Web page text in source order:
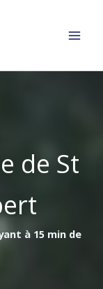
de St
à 15 min de